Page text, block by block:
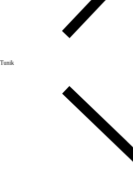
Tunik